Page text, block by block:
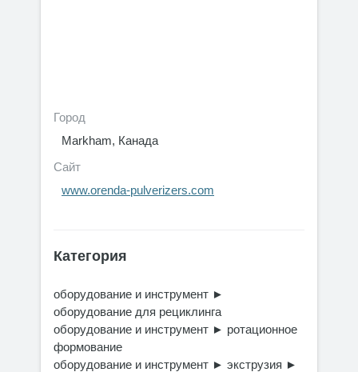
Город
Markham, Канада
Сайт
www.orenda-pulverizers.com
Категория
оборудование и инструмент ►
оборудование для рециклинга
оборудование и инструмент ► ротационное
формование
оборудование и инструмент ► экструзия ►